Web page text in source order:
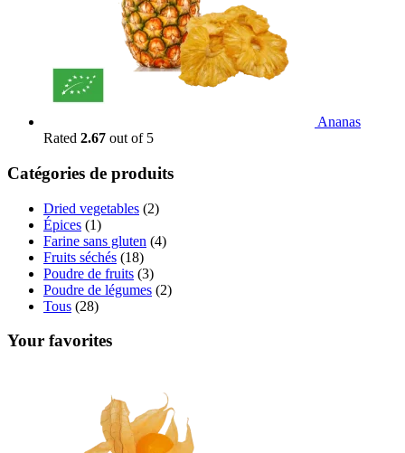
Ananas
Rated 2.67 out of 5
Catégories de produits
Dried vegetables (2)
Épices (1)
Farine sans gluten (4)
Fruits séchés (18)
Poudre de fruits (3)
Poudre de légumes (2)
Tous (28)
Your favorites